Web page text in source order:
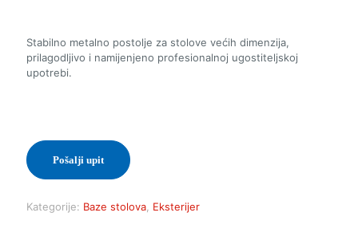
Stabilno metalno postolje za stolove većih dimenzija,
prilagodljivo i namijenjeno profesionalnoj ugostiteljskoj
upotrebi.
Pošalji upit
Kategorije: Baze stolova Eksterijer